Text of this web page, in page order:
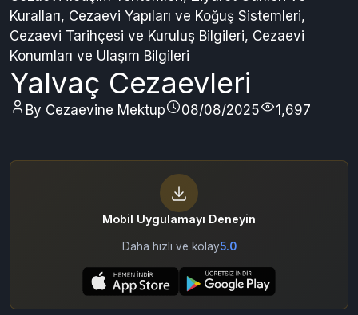
Yalvaç Cezaevleri
Cezaevi İletişim Yöntemleri,Ziyaret Günleri ve
Kuralları, Cezaevi Yapıları ve Koğuş Sistemleri
Cezaevi Tarihçesi ve Kuruluş Bilgileri,Cezaevi
Yalvaç Cezaevleri
By Cezaevine Mektup 08/08/2025
Mobil Uygulamayı Deneyin